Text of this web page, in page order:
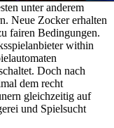
unter anderem
Neue Zocker erhalten
fairen Bedingungen.
within
Doch nach
dem recht
gleichzeitig auf
und Spielsucht